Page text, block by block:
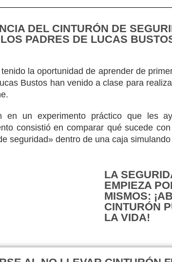
DEL CINTURÓN DE
PADRES DE LUCAS
la oportunidad de aprender de
Bustos han venido a clase para
en un experimento práctico que les
consistió en comparar qué sucede
seguridad» dentro de una caja
LA
EMPIEZA
MISMOS:
CINTURÓN
LA VIDA!